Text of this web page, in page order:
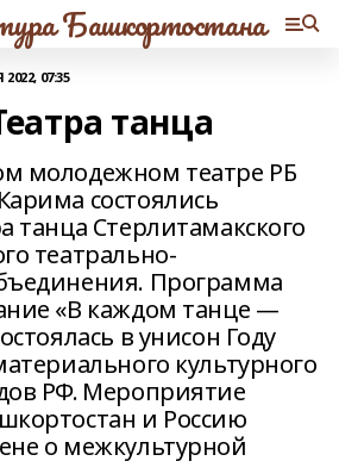
Башкортостана
07:35
танца
молодежном театре РБ
состоялись
танца Стерлитамакского
театрально-
Программа
«В каждом танце —
в унисон Году
культурного
РФ. Мероприятие
и Россию
о межкультурной